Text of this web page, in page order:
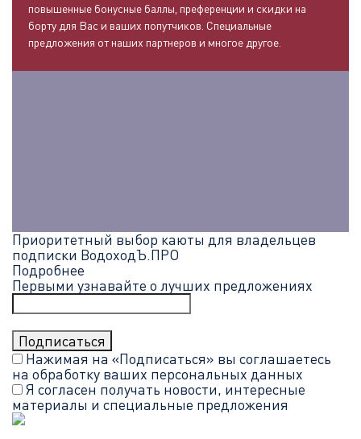
повышенные бонусные баллы, преференции и скидки на
борту для Вас и ваших попутчиков. Специальные
предложения от наших партнеров и многое другое.
Приоритетный выбор каюты для владельцев
подписки ВодоходЪ.ПРО
Подробнее
Первыми узнавайте о лучших предложениях
Нажимая на «Подписаться» вы соглашаетесь
на обработку ваших персональных данных
Я согласен получать новости, интересные
материалы и специальные предложения